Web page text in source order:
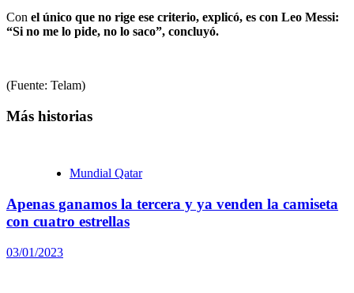
Con el único que no rige ese criterio, explicó, es con Leo Messi:
“Si no me lo pide, no lo saco”, concluyó.
(Fuente: Telam)
Más historias
Mundial Qatar
Apenas ganamos la tercera y ya venden la camiseta
con cuatro estrellas
03/01/2023